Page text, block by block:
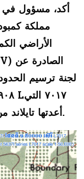
أكد، مسؤول في
مملكة
الأراضي
لجنة ترسيم
أعدتها تايلاند من جانب واحد بمقياس ١:٥٠،٠٠٠.